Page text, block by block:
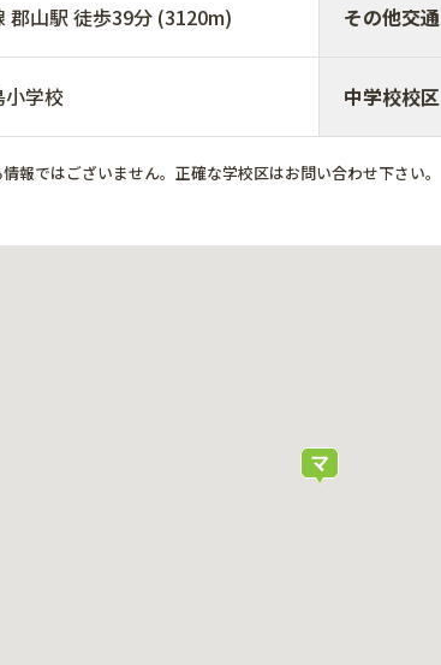
郡山駅 徒歩39分 (3120m) その他交通
小学校 中学校校区
ではございません。正確な学校区はお問い合わせ下さい。